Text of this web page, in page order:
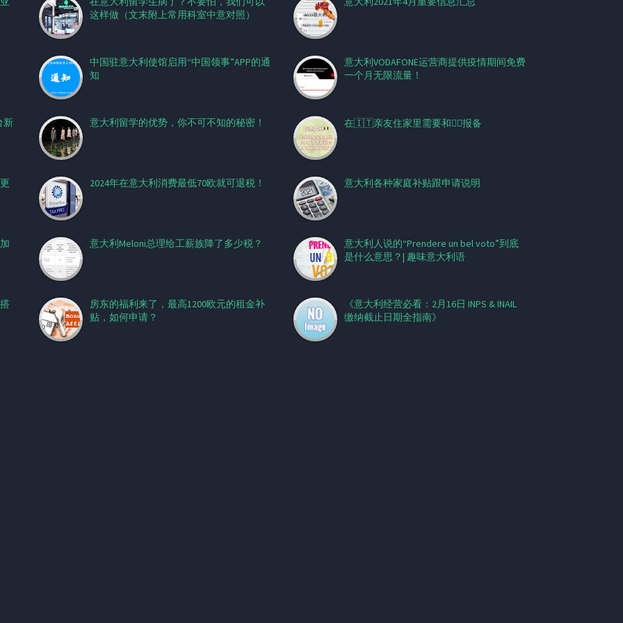
新
这样做（文末附上常用科室中意对照）
中国驻意大利使馆启用“中国领事”APP的通
知
意大利留学的优势，你不可不知的秘密！
2024年在意大利消费最低70欧就可退税！
意大利Meloni总理给工薪族降了多少税？
房东的福利来了，最高1200欧元的租金补
贴，如何申请？
意大利VODAFONE运营商提供疫情期间免费
一个月无限流量！
在🇮🇹亲友住家里需要和👮‍♂报备
意大利各种家庭补贴跟申请说明
意大利人说的“Prendere un bel voto”到底
是什么意思？| 趣味意大利语
《意大利经营必看：2月16日 INPS & INAIL
缴纳截止日期全指南》